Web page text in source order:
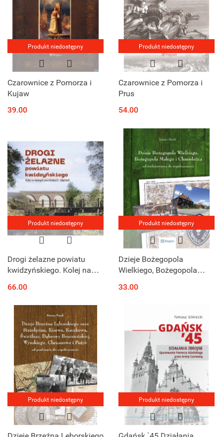
Produkt niedostępny
Czarownice z Pomorza i
Kujaw
39.00
Produkt niedostępny
Czarownice z Pomorza i
Prus
54.00
Produkt niedostępny
Drogi żelazne powiatu
kwidzyńskiego. Kolej na
zdjęciach
66.00
Produkt niedostępny
Dzieje Bożegopola
Wielkiego, Bożegopola
średniowiecza do
33.00
Produkt niedostępny Produkt niedostępny